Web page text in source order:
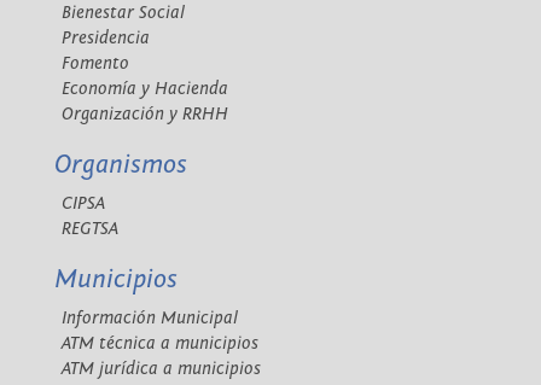
Bienestar Social
Presidencia
Fomento
Economía y Hacienda
Organización y RRHH
Organismos
CIPSA
REGTSA
Municipios
Información Municipal
ATM técnica a municipios
ATM jurídica a municipios